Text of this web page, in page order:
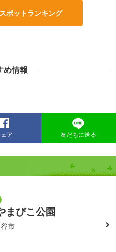
ポットランキング
め情報
ア 友だちに送る
まびこ公園
市